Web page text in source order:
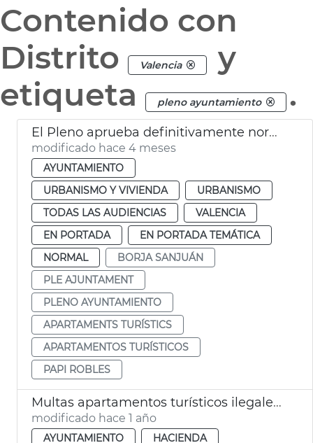
Contenido con
Distrito
Valencia
y
etiqueta
pleno ayuntamiento .
El Pleno aprueba definitivamente normativa apartamentos turísticos València
modificado hace 4 meses
AYUNTAMIENTO
URBANISMO Y VIVIENDA
URBANISMO
TODAS LAS AUDIENCIAS
VALENCIA
EN PORTADA
EN PORTADA TEMÁTICA
NORMAL
BORJA SANJUÁN
PLE AJUNTAMENT
PLENO AYUNTAMIENTO
APARTAMENTS TURÍSTICS
APARTAMENTOS TURÍSTICOS
PAPI ROBLES
Multas apartamentos turísticos ilegales València
modificado hace 1 año
AYUNTAMIENTO HACIENDA